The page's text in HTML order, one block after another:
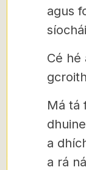
agus
Cé hé
Má tá
a
a rá